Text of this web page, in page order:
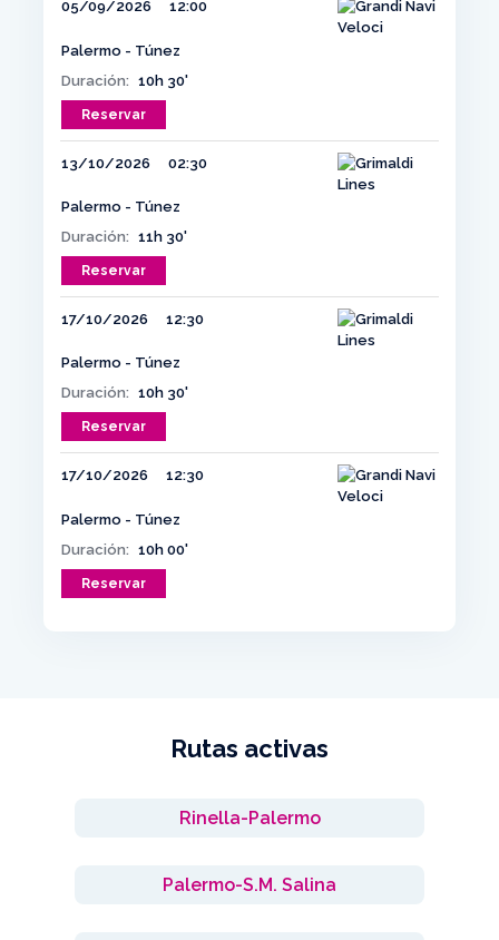
05/09/2026 12:00
Palermo - Túnez
Duración: 10h 30'
Reservar
13/10/2026 02:30
Palermo - Túnez
Duración: 11h 30'
Reservar
17/10/2026 12:30
Palermo - Túnez
Duración: 10h 30'
Reservar
17/10/2026 12:30
Palermo - Túnez
Duración: 10h 00'
Reservar
Rutas activas
Rinella-Palermo
Palermo-S.M. Salina